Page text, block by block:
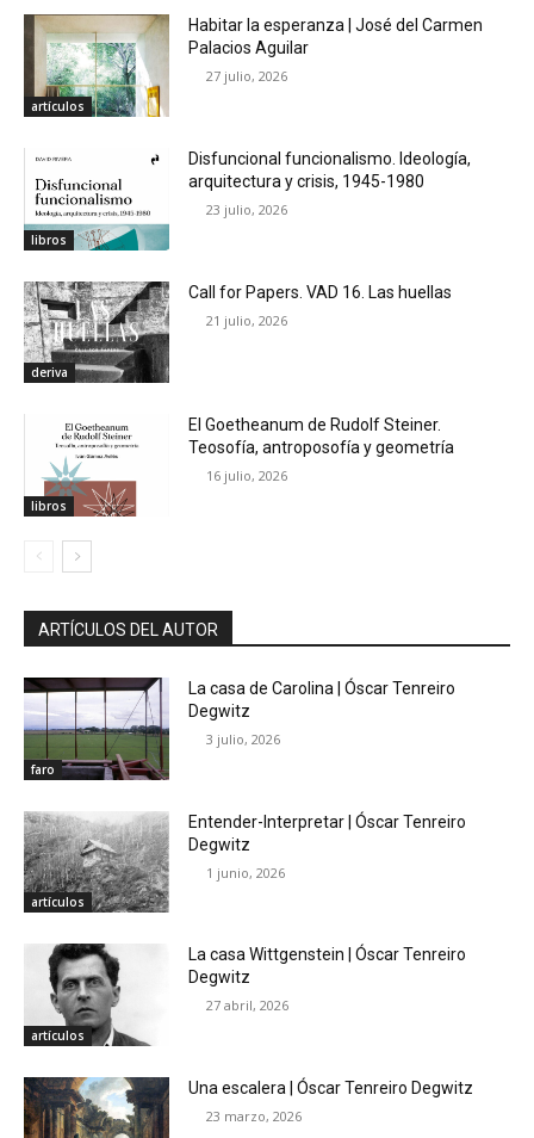
artículos
Habitar la esperanza | José del Carmen
Palacios Aguilar
27 julio, 2026
libros
Disfuncional funcionalismo. Ideología,
arquitectura y crisis, 1945-1980
23 julio, 2026
deriva
Call for Papers. VAD 16. Las huellas
21 julio, 2026
libros
El Goetheanum de Rudolf Steiner.
Teosofía, antroposofía y geometría
16 julio, 2026
ARTÍCULOS DEL AUTOR
faro
La casa de Carolina | Óscar Tenreiro
Degwitz
3 julio, 2026
artículos
Entender-Interpretar | Óscar Tenreiro
Degwitz
1 junio, 2026
artículos
La casa Wittgenstein | Óscar Tenreiro
Degwitz
27 abril, 2026
Una escalera | Óscar Tenreiro Degwitz
23 marzo, 2026